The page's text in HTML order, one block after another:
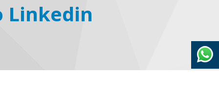
Linkedin